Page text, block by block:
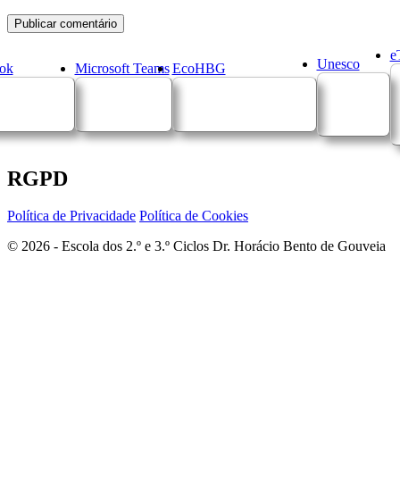
Microsoft Teams EcoHBG Unesco
RGPD
Política de Privacidade Política de Cookies
© 2026 - Escola dos 2.º e 3.º Ciclos Dr. Horácio Bento de Gouveia